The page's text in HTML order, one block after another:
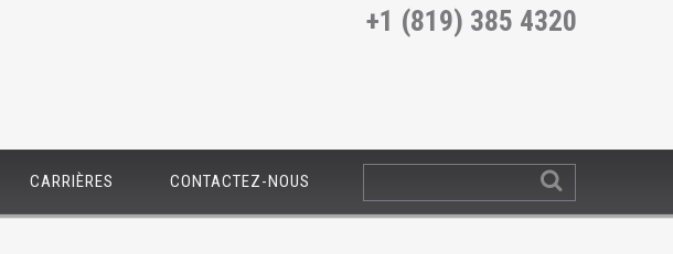
+1 (819) 385 4320
CARRIÈRES CONTACTEZ-NOUS